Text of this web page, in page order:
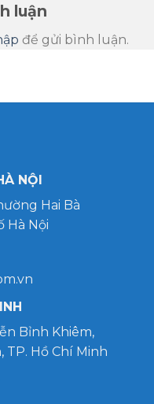
luận
để gửi bình luận.
NỘI
Hai Bà
Hà Nội
Bỉnh Khiêm,
Hồ Chí Minh